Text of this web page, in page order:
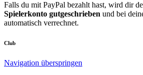
Falls du mit PayPal bezahlt hast, wird dir
Spielerkonto gutgeschrieben und bei
automatisch verrechnet.
Club
Navigation überspringen